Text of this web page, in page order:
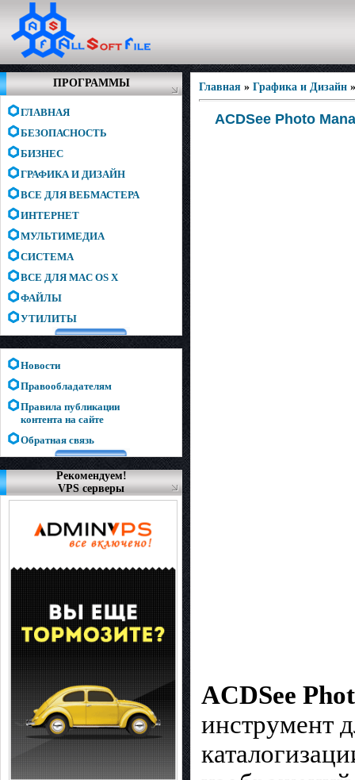
ПРОГРАММЫ
ГЛАВНАЯ
БЕЗОПАСНОСТЬ
БИЗНЕС
ГРАФИКА И ДИЗАЙН
ВСЕ ДЛЯ ВЕБМАСТЕРА
ИНТЕРНЕТ
МУЛЬТИМЕДИА
СИСТЕМА
ВСЕ ДЛЯ MAC OS X
ФАЙЛЫ
УТИЛИТЫ
Новости
Правообладателям
Правила публикации
контента на сайте
Обратная связь
Рекомендуем!
VPS серверы
Главная » Графика и Дизайн
ACDSee Photo
ACDSee
инструмент